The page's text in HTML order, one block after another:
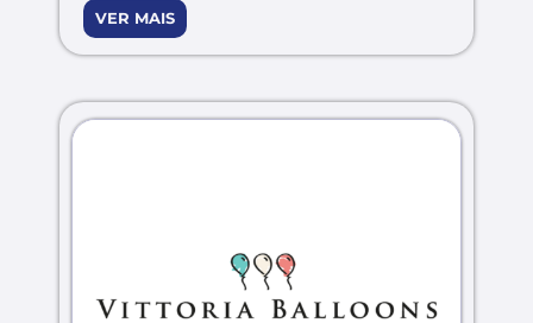
VER MAIS